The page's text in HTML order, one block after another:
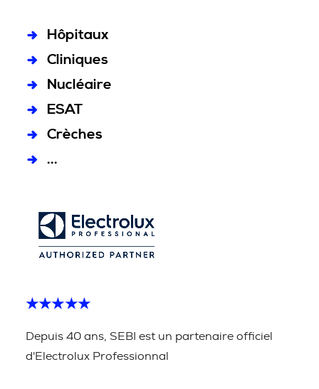
Hôpitaux
Cliniques
Nucléaire
ESAT
Crèches
...
★★★★★
Depuis 40 ans, SEBI est un partenaire officiel
d'Electrolux Professionnal